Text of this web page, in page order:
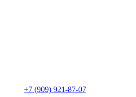
+7 (909) 921-87-07